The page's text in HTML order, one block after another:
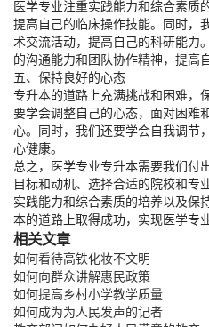
医学专业注重实践能力和综合素质
提高自己的临床操作技能。同时，
术交流活动，提高自己的科研能力
的沟通能力和团队协作精神，提高
五、保持良好的心态
专升本的道路上充满挑战和困难，
要学会调整自己的心态，面对困难
心。同时，我们还要学会自我调节
心健康。
总之，医学专业专升本需要我们付
目标和动机、选择合适的院校和专
实践能力和综合素质的培养以及保
本的道路上取得成功，实现医学专
相关文章
如何看待高铁化妆不文明
如何向群众讲解惠民政策
如何提高乡村小学教学质量
如何成为为人民发声的记者